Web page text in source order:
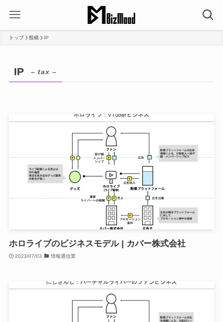
トップ 投稿 IP
IP – tax –
ホロライブのビジネスモデル | カバー株式会社
2023/07/03 情報通信業